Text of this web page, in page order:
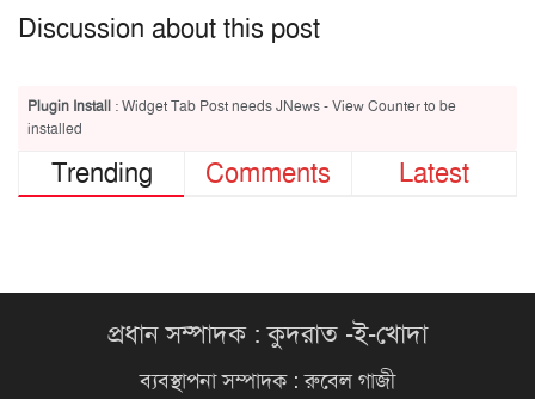
Discussion about this post
Plugin Install : Widget Tab Post needs JNews - View Counter to be
installed
Trending Comments Latest
প্রধান সম্পাদক : কুদরাত -ই-খোদা
ব্যবস্থাপনা সম্পাদক : রুবেল গাজী